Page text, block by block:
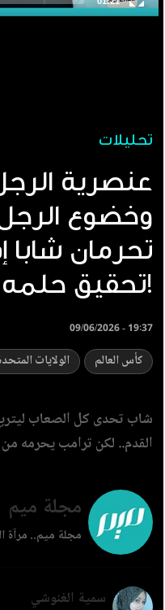
تحليلات
عنصرية
وخضوع
تحرمان شابا
تحقيق حلمه!
09/06/2026 - 19:37
كأس العالم الولايات
شاب تحدى كل الصعاب
القدم.. لكن ترامب يحرمه
مجلة ميم
مجلة ميم.. مرآة
سمية الغنوشي